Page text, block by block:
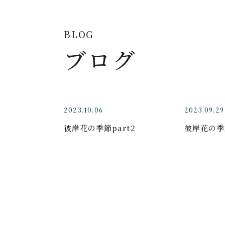
BLOG
ブログ
2023.10.06
彼岸花の季節part2
2023.09.29
彼岸花の